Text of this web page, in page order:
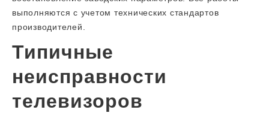
выполняются с учетом технических стандартов
производителей.
Типичные
неисправности
телевизоров